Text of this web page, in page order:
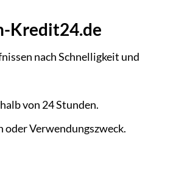
Kredit24.de
nach Schnelligkeit und
von 24 Stunden.
Verwendungszweck.